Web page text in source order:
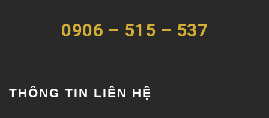
0906 – 515 – 537
THÔNG TIN LIÊN HỆ